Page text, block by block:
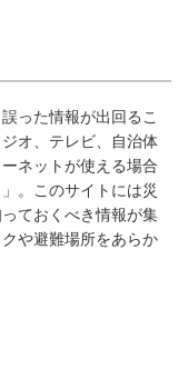
った情報が出回るこ
オ、テレビ、自治体
ネットが使える場合
。このサイトには災
ておくべき情報が集
や避難場所をあらか